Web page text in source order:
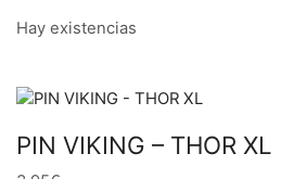
Hay existencias
PIN VIKING – THOR XL